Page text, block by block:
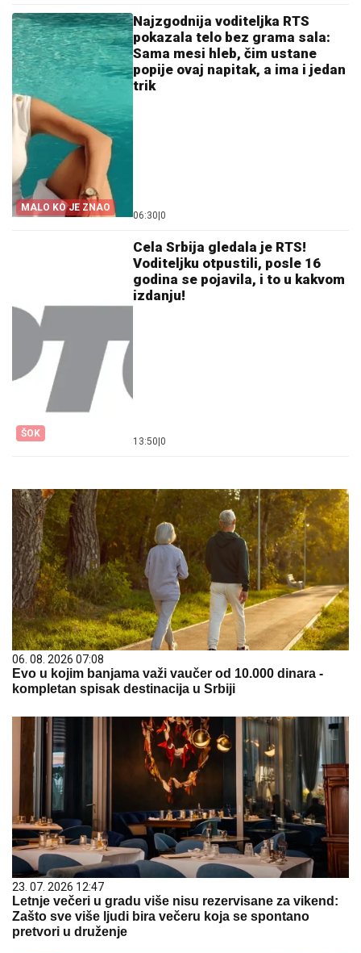
MALO KO JE ZNAO
Najzgodnija voditeljka RTS
pokazala telo bez grama sala:
Sama mesi hleb, čim ustane
popije ovaj napitak, a ima i jedan
trik
06:30|0
ŠOK
Cela Srbija gledala je RTS!
Voditeljku otpustili, posle 16
godina se pojavila, i to u kakvom
izdanju!
13:50|0
06. 08. 2026 07:08
Evo u kojim banjama važi vaučer od 10.000 dinara -
kompletan spisak destinacija u Srbiji
23. 07. 2026 12:47
Letnje večeri u gradu više nisu rezervisane za vikend:
Zašto sve više ljudi bira večeru koja se spontano
pretvori u druženje